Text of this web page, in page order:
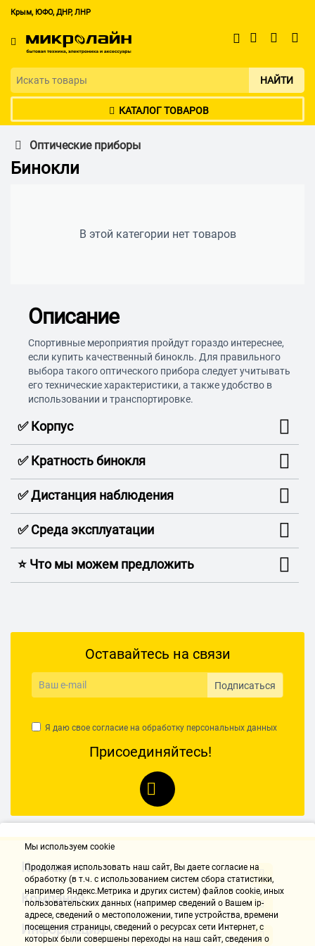
Крым, ЮФО, ДНР, ЛНР
НАЙТИ
КАТАЛОГ ТОВАРОВ
Оптические приборы
Бинокли
В этой категории нет товаров
Описание
Спортивные мероприятия пройдут гораздо интереснее,
если купить качественный бинокль. Для правильного
выбора такого оптического прибора следует учитывать
его технические характеристики, а также удобство в
использовании и транспортировке.
✅ Корпус
✅ Кратность бинокля
✅ Дистанция наблюдения
✅ Среда эксплуатации
⭐️ Что мы можем предложить
Оставайтесь на связи
Подписаться
Я даю свое согласие на обработку персональных данных
Присоединяйтесь!
Контакты
Компания
Информация
Мы используем cookie
Продолжая использовать наш cайт, Вы даете согласие на
обработку (в т.ч. с использованием систем сбора статистики,
например Яндекс.Метрика и других систем) файлов cookie, иных
пользовательских данных (например сведений о Вашем ip-
адресе, сведений о местоположении, типе устройства, времени
посещения страницы, сведений о ресурсах сети Интернет, с
которых были совершены переходы на наш сайт, сведения о